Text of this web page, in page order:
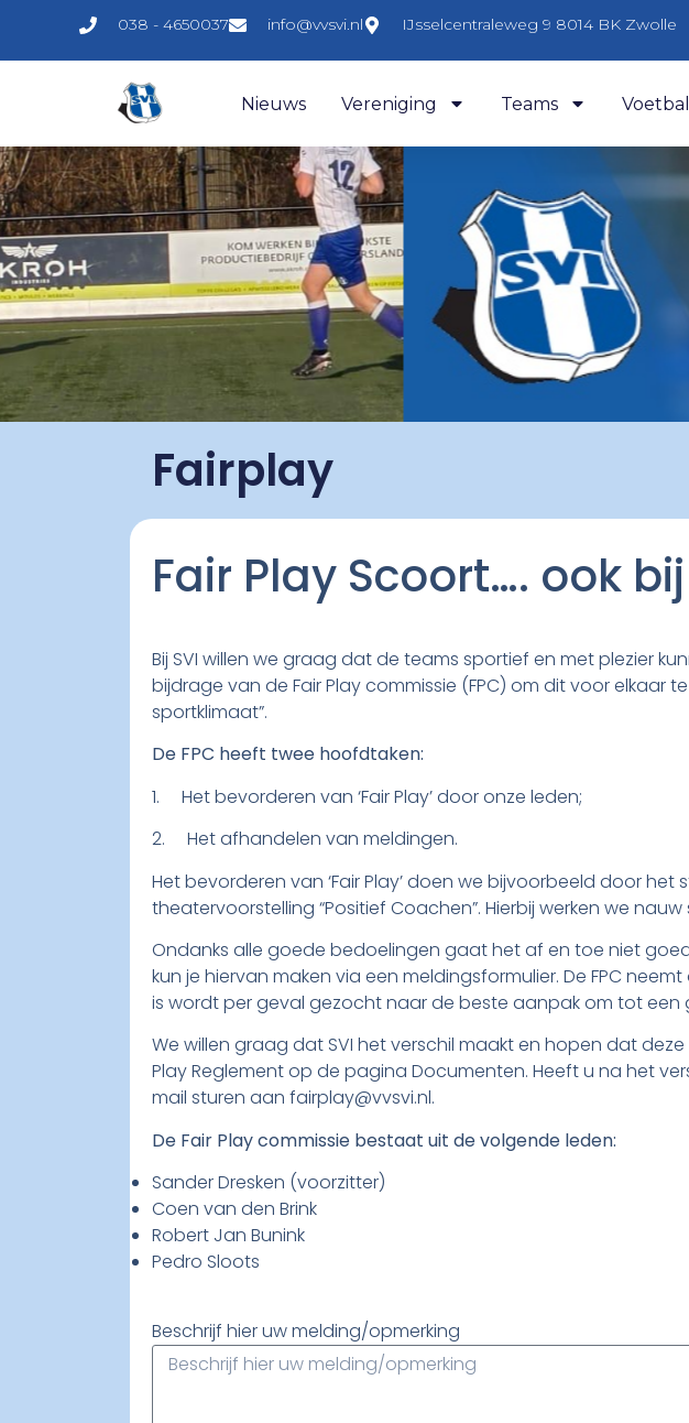
038 - 4650037 info@vvsvi.nl IJsselcentraleweg 9 8014 BK Zwolle
Nieuws Vereniging Teams Voetbal
Fairplay
Fair Play Scoort…. ook bij
Bij SVI willen we graag dat de teams sportief en met plezier
bijdrage van de Fair Play commissie (FPC) om dit voor elkaar
sportklimaat”.
De FPC heeft twee hoofdtaken:
1. Het bevorderen van ‘Fair Play’ door onze leden;
2. Het afhandelen van meldingen.
Het bevorderen van ‘Fair Play’ doen we bijvoorbeeld door
theatervoorstelling “Positief Coachen”. Hierbij werken we
Ondanks alle goede bedoelingen gaat het af en toe niet
kun je hiervan maken via een meldingsformulier. De FPC
is wordt per geval gezocht naar de beste aanpak om tot een
We willen graag dat SVI het verschil maakt en hopen dat deze
Play Reglement op de pagina Documenten. Heeft u na het
mail sturen aan fairplay@vvsvi.nl.
De Fair Play commissie bestaat uit de volgende leden:
Sander Dresken (voorzitter)
Coen van den Brink
Robert Jan Bunink
Pedro Sloots
Beschrijf hier uw melding/opmerking